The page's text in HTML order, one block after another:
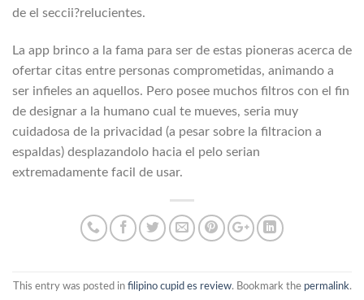
de el seccii?relucientes.
La app brinco a la fama para ser de estas pioneras acerca de
ofertar citas entre personas comprometidas, animando a
ser infieles an aquellos. Pero posee muchos filtros con el fin
de designar a la humano cual te mueves, seri­a muy
cuidadosa de la privacidad (a pesar sobre la filtracion a
espaldas) desplazandolo hacia el pelo seri­an
extremadamente facil de usar.
This entry was posted in filipino cupid es review. Bookmark the permalink.